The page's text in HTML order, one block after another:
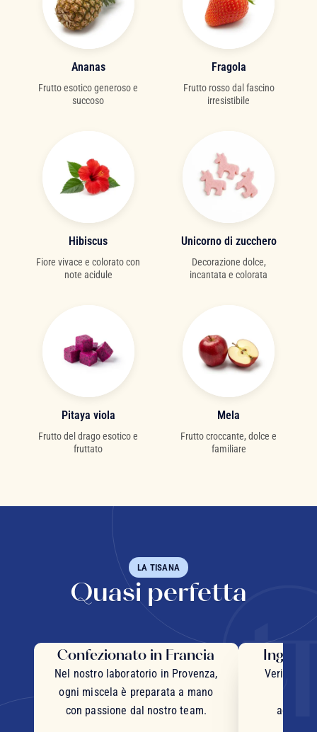
Ananas
Frutto esotico generoso e
succoso
Fragola
Frutto rosso dal fascino
irresistibile
Hibiscus
Fiore vivace e colorato con
note acidule
Unicorno di zucchero
Decorazione dolce,
incantata e colorata
Pitaya viola
Frutto del drago esotico e
fruttato
Mela
Frutto croccante, dolce e
familiare
LA TISANA
Quasi perfetta
Confezionato in Francia
Nel nostro laboratorio in Provenza,
ogni miscela è preparata a mano
con passione dal nostro team.
Veri pezzi